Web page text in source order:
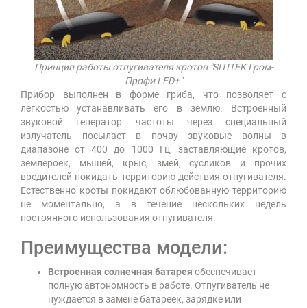
Принцип работы отпугивателя кротов "SITITEK Гром-
Профи LED+"
Прибор выполнен в форме гриба, что позволяет с
легкостью устанавливать его в землю. Встроенный
звуковой генератор частоты через специальный
излучатель посылает в почву звуковые волны в
диапазоне от 400 до 1000 Гц, заставляющие кротов,
землероек, мышей, крыс, змей, сусликов и прочих
вредителей покидать территорию действия отпугивателя.
Естественно кроты покидают облюбованную территорию
не моментально, а в течение нескольких недель
постоянного использования отпугивателя.
Преимущества модели:
Встроенная солнечная батарея обеспечивает
полную автономность в работе. Отпугиватель не
нуждается в замене батареек, зарядке или